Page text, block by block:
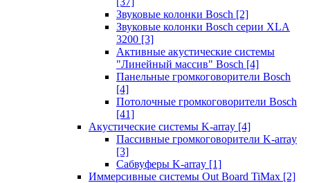
Звуковые колонки Bosch [2]
Звуковые колонки Bosch серии XLA
3200 [3]
Активные акустические системы
"Линейный массив" Bosch [4]
Панельные громкоговорители Bosch
[4]
Потолочные громкоговорители Bosch
[41]
Акустические системы K-array [4]
Пассивные громкоговорители K-array
[3]
Сабвуферы K-array [1]
Иммерсивные системы Out Board TiMax [2]